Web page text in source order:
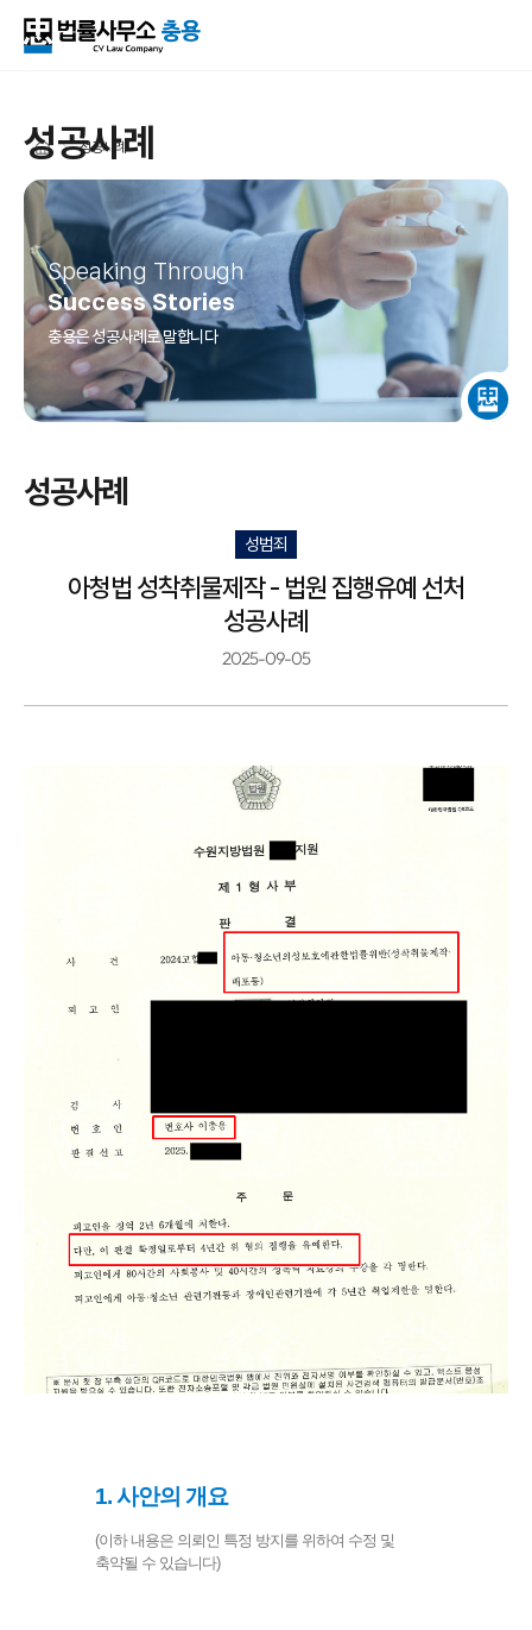
성공사례
Speaking Through
Success Stories
충용은 성공사례로 말합니다
성공사례
성공사례
성범죄
아청법 성착취물제작 - 법원 집행유예 선처
성공사례
2025-09-05
1. 사안의 개요
(이하 내용은 의뢰인 특정 방지를 위하여 수정 및
축약될 수 있습니다)